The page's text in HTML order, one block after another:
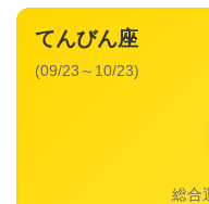
てんびん座
(09/23～10/23)
総合